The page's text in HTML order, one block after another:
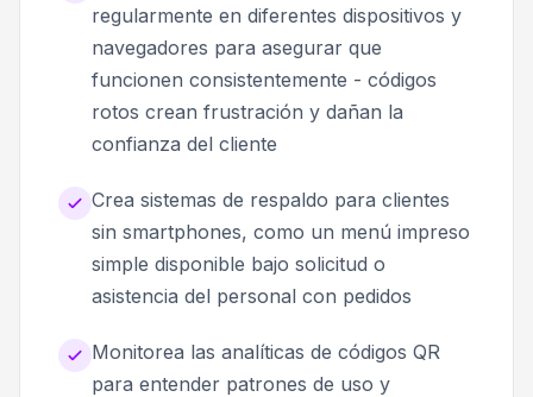
regularmente en diferentes dispositivos y
navegadores para asegurar que
funcionen consistentemente - códigos
rotos crean frustración y dañan la
confianza del cliente
Crea sistemas de respaldo para clientes
sin smartphones, como un menú impreso
simple disponible bajo solicitud o
asistencia del personal con pedidos
Monitorea las analíticas de códigos QR
para entender patrones de uso y